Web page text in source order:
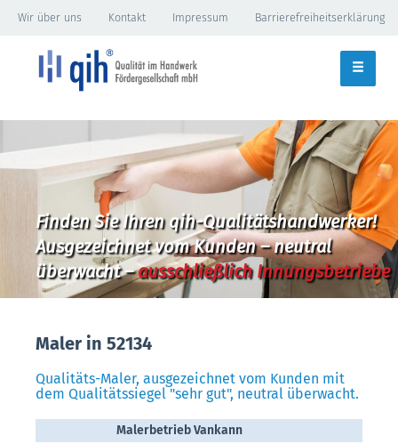
Wir über uns Kontakt Impressum Barrierefreiheitserklärung
Finden Sie Ihren qih-Qualitätshandwerker!
Ausgezeichnet vom Kunden – neutral
überwacht –ausschließlich Innungsbetriebe
Maler in 52134
Qualitäts-Maler, ausgezeichnet vom Kunden mit
dem Qualitätssiegel "sehr gut", neutral überwacht.
Malerbetrieb Vankann